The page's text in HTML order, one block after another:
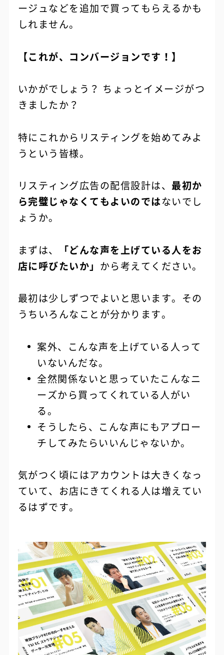
ージュなどを追加で買ってもらえるかも
しれません。
【これが、コンバージョンです！】
いかがでしょう？ ちょっとイメージがつ
きましたか？
特にこれからリスティングを始めてみよ
うという皆様。
リスティング広告の配信設計は、 最初か
ら完璧じゃなくてもよいのではないでし
ょうか。
まずは、
「どんな声を上げている人をお
店に呼びたいか」 から考えてください。
最初は少しずつでよいと思います。その
うちいろんなことが分かります。
案外、こんな声を上げている人って
いないんだな。
全然関係ないと思っていたこんなニ
ーズから買ってくれている人がい
る。
そうしたら、こんな声にもアプロー
チしてみたらいいんじゃないか。
気がつく頃にはアカウントは大きくなっ
ていて、お店にきてくれる人は増えてい
るはずです。